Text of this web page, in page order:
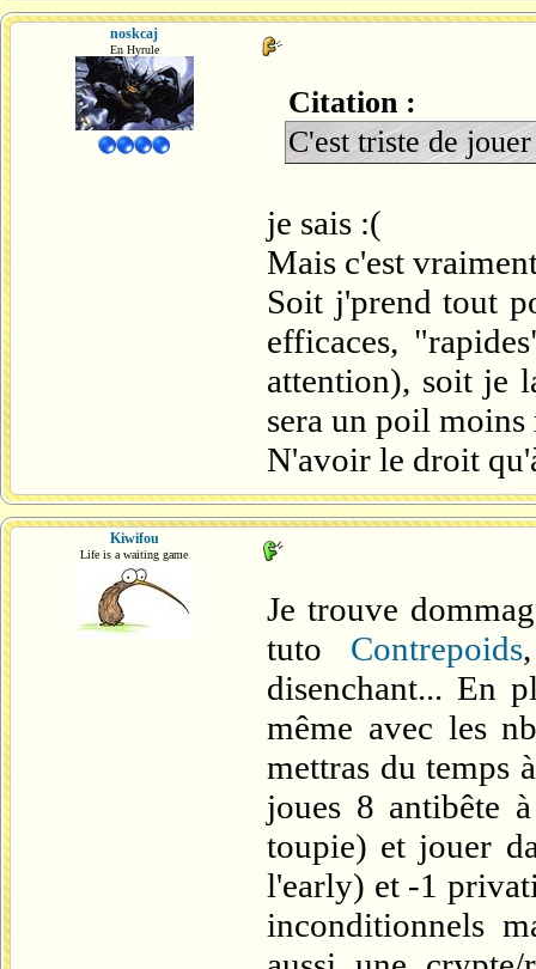
noskcaj
En Hyrule
Citation :
C'est triste de
je sais :(
Mais c'est
Soit j'prend tout
efficaces,
attention), soit je
sera un poil
N'avoir le droit
Kiwifou
Life is a waiting game
Je trouve
tuto Contrepoids
disenchant... En
même avec les
mettras du temps
joues 8 antibête
toupie) et jouer
l'early) et -1
inconditionnels